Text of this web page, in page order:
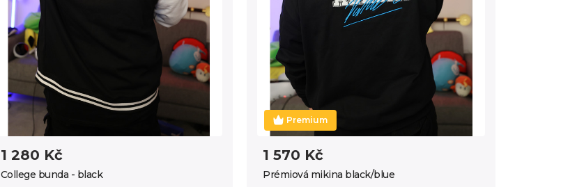
1 280 Kč
College bunda - black
Premium
1 570 Kč
Prémiová mikina black/blue